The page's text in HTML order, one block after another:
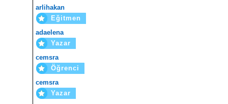
arlihakan
Eğitmen
adaelena
Yazar
cemsra
Öğrenci
cemsra
Yazar